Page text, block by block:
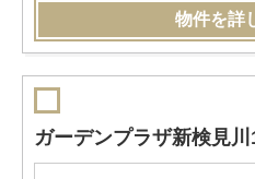
物件を詳
ガーデンプラザ新検見